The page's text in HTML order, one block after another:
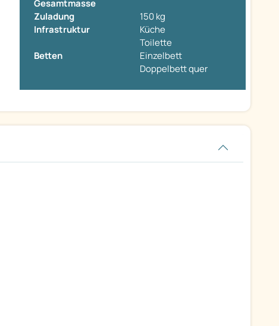
Gesamtmasse
Zuladung
150 kg
Infrastruktur
Küche
Toilette
Betten
Einzelbett
Doppelbett quer